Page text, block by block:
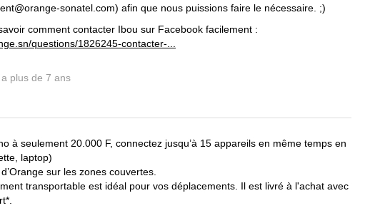
sonatel.com) afin que nous puissions faire le nécessaire. ;)
comment contacter Ibou sur Facebook facilement :
questions/1826245-contacter-...
a plus de 7 ans
à seulement 20.000 F, connectez jusqu’à 15 appareils en même temps en
laptop)
sur les zones couvertes.
transportable est idéal pour vos déplacements. Il est livré à l'achat avec